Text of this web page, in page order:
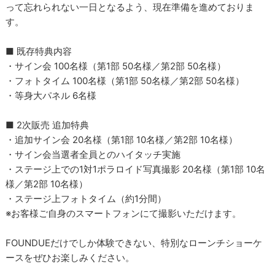
って忘れられない一日となるよう、現在準備を進めておりま
す。
■ 既存特典内容
・サイン会 100名様（第1部 50名様／第2部 50名様）
・フォトタイム 100名様（第1部 50名様／第2部 50名様）
・等身大パネル 6名様
■ 2次販売 追加特典
・追加サイン会 20名様（第1部 10名様／第2部 10名様）
・サイン会当選者全員とのハイタッチ実施
・ステージ上での1対1ポラロイド写真撮影 20名様（第1部 10名
様／第2部 10名様）
・ステージ上フォトタイム（約1分間）
※お客様ご自身のスマートフォンにて撮影いただけます。
FOUNDUEだけでしか体験できない、特別なローンチショーケ
ースをぜひお楽しみください。